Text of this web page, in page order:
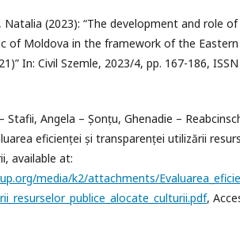
(2023): “The development and role of
of Moldova in the framework of the Eastern
In: Civil Szemle, 2023/4, pp. 167-186,
Stafii, Angela – Șonțu, Ghenadie –
eficienței și transparenței utilizării
available at:
media/k2/attachments/
,